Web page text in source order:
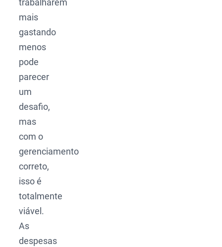
trabalharem
mais
gastando
menos
pode
parecer
um
desafio,
mas
com o
gerenciamento
correto,
isso é
totalmente
viável.
As
despesas